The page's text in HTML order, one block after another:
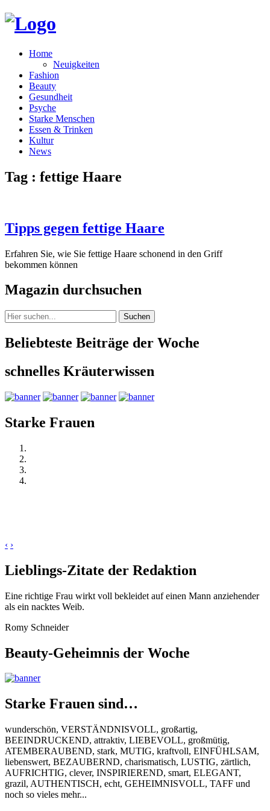
Home
Neuigkeiten
Fashion
Beauty
Gesundheit
Psyche
Starke Menschen
Essen & Trinken
Kultur
News
Tag : fettige Haare
Tipps gegen fettige Haare
Erfahren Sie, wie Sie fettige Haare schonend in den Griff
bekommen können
Magazin durchsuchen
Suchen
Beliebteste Beiträge der Woche
schnelles Kräuterwissen
Starke Frauen
‹ ›
Lieblings-Zitate der Redaktion
Eine richtige Frau wirkt voll bekleidet auf einen Mann anziehender
als ein nacktes Weib.
Romy Schneider
Beauty-Geheimnis der Woche
Starke Frauen sind…
wunderschön, VERSTÄNDNISVOLL, großartig,
BEEINDRUCKEND, attraktiv, LIEBEVOLL, großmütig,
ATEMBERAUBEND, stark, MUTIG, kraftvoll, EINFÜHLSAM,
liebenswert, BEZAUBERND, charismatisch, LUSTIG, zärtlich,
AUFRICHTIG, clever, INSPIRIEREND, smart, ELEGANT,
grazil, AUTHENTISCH, echt, GEHEIMNISVOLL, TAFF und
noch so vieles mehr...